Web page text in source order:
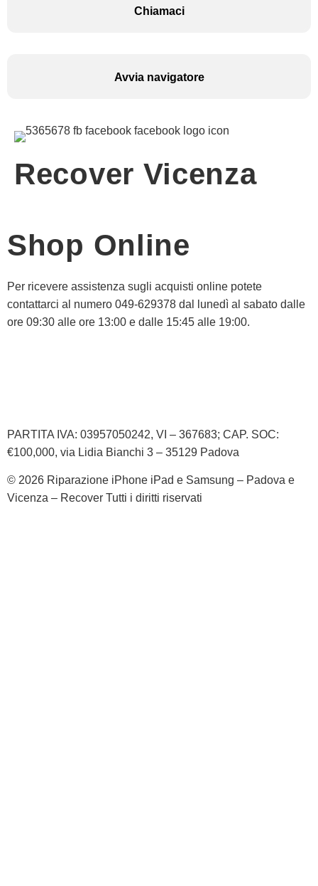
Chiamaci
Avvia navigatore
Recover Vicenza
Shop Online
Per ricevere assistenza sugli acquisti online potete
contattarci al numero 049-629378 dal lunedì al sabato dalle
ore 09:30 alle ore 13:00 e dalle 15:45 alle 19:00.
PARTITA IVA: 03957050242, VI – 367683; CAP. SOC:
€100,000, via Lidia Bianchi 3 – 35129 Padova
© 2026 Riparazione iPhone iPad e Samsung – Padova e
Vicenza – Recover Tutti i diritti riservati